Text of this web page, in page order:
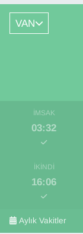
VAN
İMSAK
03:32
İKINDI
16:06
Aylık Vakitler